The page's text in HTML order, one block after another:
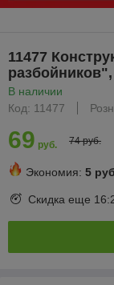
11477
В наличии
Код: 11477
69 руб. 74 руб.
Экономия: 5
Скидка еще